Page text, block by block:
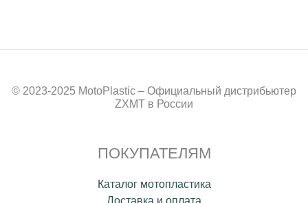
© 2023-2025 MotoPlastic – Официальный дистрибьютер
ZXMT в России
ПОКУПАТЕЛЯМ
Каталог мотопластика
Доставка и оплата